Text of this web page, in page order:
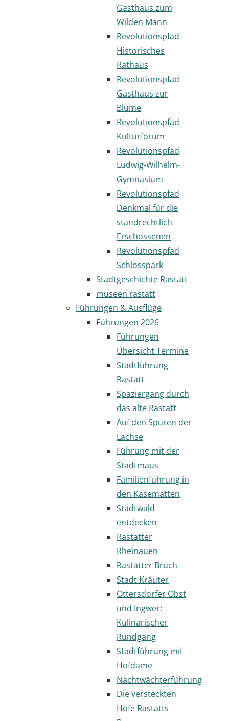
Gasthaus zum
Wilden Mann
Revolutionspfad
Historisches
Rathaus
Revolutionspfad
Gasthaus zur
Blume
Revolutionspfad
Kulturforum
Revolutionspfad
Ludwig-Wilhelm-
Gymnasium
Revolutionspfad
Denkmal für die
standrechtlich
Erschossenen
Revolutionspfad
Schlosspark
Stadtgeschichte Rastatt
museen rastatt
Führungen & Ausflüge
Führungen 2026
Führungen
Übersicht Termine
Stadtführung
Rastatt
Spaziergang durch
das alte Rastatt
Auf den Spuren der
Lachse
Führung mit der
Stadtmaus
Familienführung in
den Kasematten
Stadtwald
entdecken
Rastatter
Rheinauen
Rastatter Bruch
Stadt Kräuter
Ottersdorfer Obst
und Ingwer:
Kulinarischer
Rundgang
Stadtführung mit
Hofdame
Nachtwächterführung
Die versteckten
Höfe Rastatts